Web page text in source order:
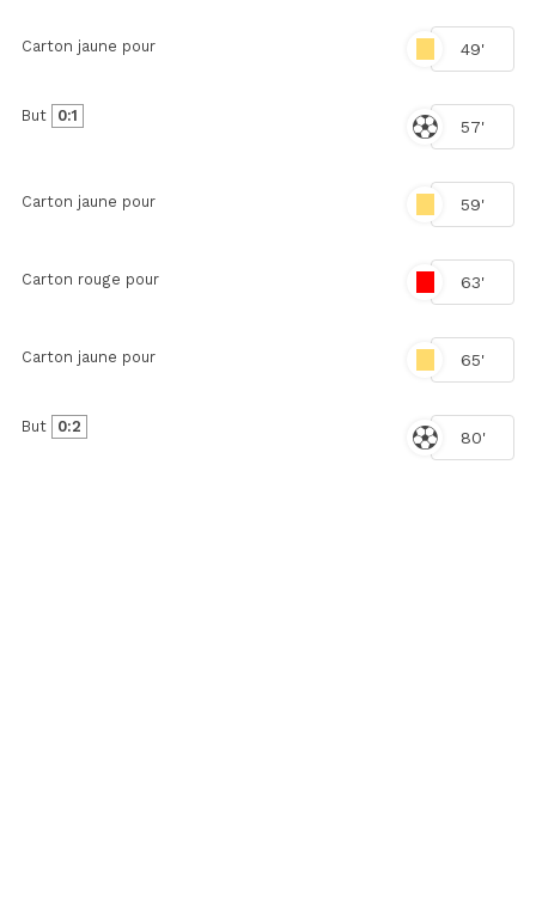
49'
Carton jaune pour
57'
But 0:1
59'
Carton jaune pour
63'
Carton rouge pour
65'
Carton jaune pour
80'
But 0:2